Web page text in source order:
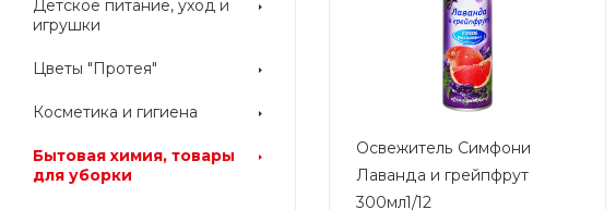
Детское питание, уход и
игрушки
Цветы "Протея"
Косметика и гигиена
Бытовая химия, товары
для уборки
Освежитель Симфони
Лаванда и грейпфрут
300мл1/12